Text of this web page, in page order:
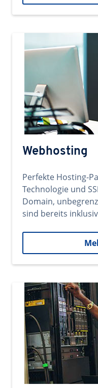
Webhosting
Perfekte Hosting-
Technologie und
Domain,
sind bereits